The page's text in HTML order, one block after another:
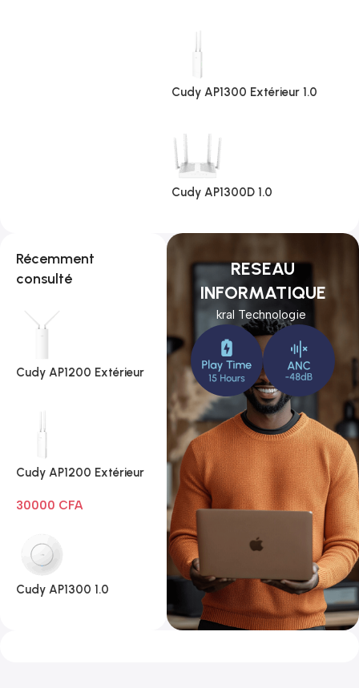
Récemment
consulté
Cudy AP1200 Extérieur
Cudy AP1200 Extérieur
30000 CFA
Cudy AP1300 1.0
RESEAU
INFORMATIQUE
kral Technologie
Cudy AP1300 Extérieur 1.0
Cudy AP1300D 1.0